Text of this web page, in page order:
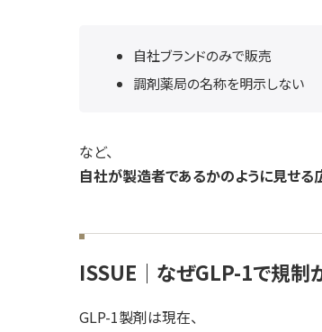
自社ブランドのみで販売
調剤薬局の名称を明示しない
など、
自社が製造者であるかのように見せる
ISSUE｜なぜGLP-1で規制
GLP-1製剤は現在、